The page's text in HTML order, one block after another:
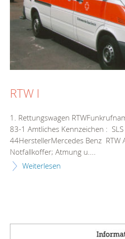
RTW I
1. Rettungswagen
83-1 Amtliches Kennzeichen : SLS
44HerstellerMercedes Benz RTW
Notfallkoffer; Atmung u....
Weiterlesen